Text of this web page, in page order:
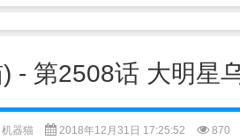
- 第2508话 大明星
机器猫 2018年12月31日 17:25:52 870